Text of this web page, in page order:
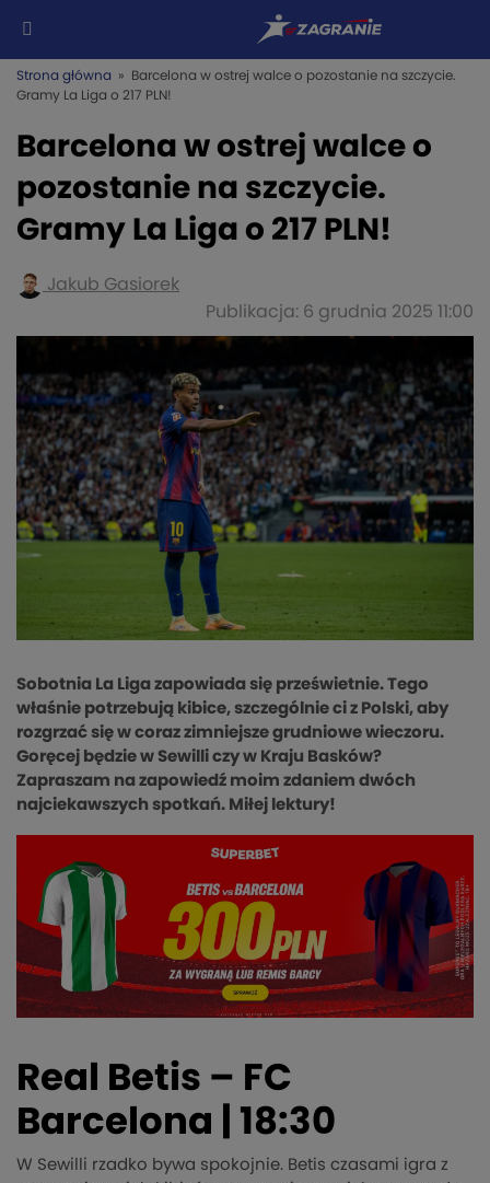
Strona główna » Barcelona w ostrej walce o pozostanie na szczycie.
Gramy La Liga o 217 PLN!
Barcelona w ostrej walce o
pozostanie na szczycie.
Gramy La Liga o 217 PLN!
Jakub Gasiorek
Publikacja: 6 grudnia 2025 11:00
Sobotnia La Liga zapowiada się prześwietnie. Tego
właśnie potrzebują kibice, szczególnie ci z Polski, aby
rozgrzać się w coraz zimniejsze grudniowe wieczoru.
Goręcej będzie w Sewilli czy w Kraju Basków?
Zapraszam na zapowiedź moim zdaniem dwóch
najciekawszych spotkań. Miłej lektury!
Real Betis – FC
Barcelona | 18:30
W Sewilli rzadko bywa spokojnie. Betis czasami igra z